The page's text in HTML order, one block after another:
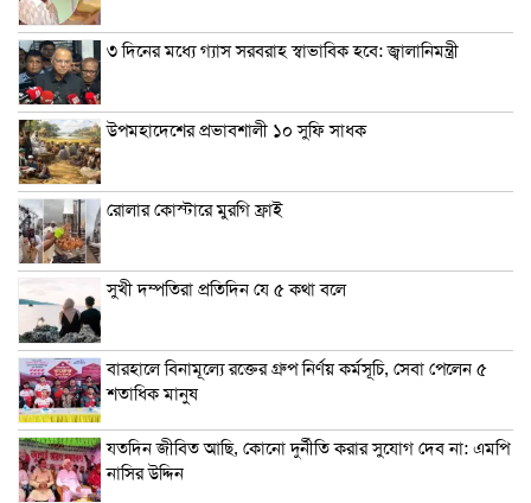
৩ দিনের মধ্যে গ্যাস সরবরাহ স্বাভাবিক হবে: জ্বালানিমন্ত্রী
উপমহাদেশের প্রভাবশালী ১০ সুফি সাধক
রোলার কোস্টারে মুরগি ফ্রাই
সুখী দম্পতিরা প্রতিদিন যে ৫ কথা বলে
বারহালে বিনামূল্যে রক্তের গ্রুপ নির্ণয় কর্মসূচি, সেবা পেলেন ৫
শতাধিক মানুষ
যতদিন জীবিত আছি, কোনো দুর্নীতি করার সুযোগ দেব না: এমপি
নাসির উদ্দিন